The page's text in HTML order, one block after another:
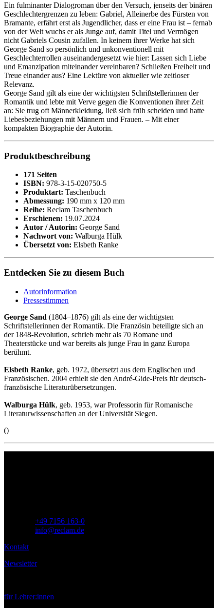
Ein fulminanter Dialogroman über den Versuch, jenseits der binären
Geschlechtergrenzen zu leben: Gabriel, Alleinerbe des Fürsten von
Bramante, erfährt erst als Jugendlicher, dass er eine Frau ist – fernab
von der Welt wuchs er als Junge auf, damit Titel und Vermögen
nicht Gabriels Cousin zufallen. In keinem ihrer Werke hat sich
George Sand so persönlich und unkonventionell mit
Geschlechterrollen auseinandergesetzt wie hier: Lassen sich Liebe
und Emanzipation miteinander vereinbaren? Schließen Freiheit und
Treue einander aus? Eine Lektüre von aktueller wie zeitloser
Relevanz.
George Sand gilt als eine der wichtigsten Schriftstellerinnen der
Romantik und lebte mit Verve gegen die Konventionen ihrer Zeit
an: Sie trug oft Männerkleidung, ließ sich früh scheiden und hatte
Liebesbeziehungen mit Männern und Frauen. – Mit einer
kompakten Biographie der Autorin.
Produktbeschreibung
171 Seiten
ISBN: 978-3-15-020750-5
Produktart: Taschenbuch
Abmessung: 190 mm x 120 mm
Reihe: Reclam Taschenbuch
Erschienen: 19.07.2024
Autor / Autorin: George Sand
Nachwort von: Walburga Hülk
Übersetzt von: Elsbeth Ranke
Entdecken Sie zu diesem Buch
Autorinformation
Pressestimmen
George Sand (1804–1876) gilt als eine der wichtigsten
Schriftstellerinnen der Romantik. Die Französin beteiligte sich an
der 1848-Revolution, schrieb mehr als 70 Romane und
Theaterstücke und war bereits als junge Frau in ganz Europa
berühmt.
Elsbeth Ranke, geb. 1972, übersetzt aus dem Englischen und
Französischen. 2004 erhielt sie den André-Gide-Preis für deutsch-
französische Literaturübersetzungen.
Walburga Hülk, geb. 1953, war Professorin für Romanische
Literaturwissenschaften an der Universität Siegen.
()
+49 7156 163-0
info@reclam.de
Kontakt
Newsletter
für Lehrer:innen